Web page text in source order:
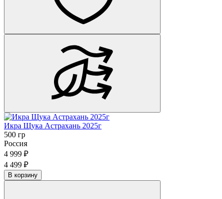
Икра Щука Астрахань 2025г
500 гр
Россия
4 999 ₽
4 499 ₽
В корзину